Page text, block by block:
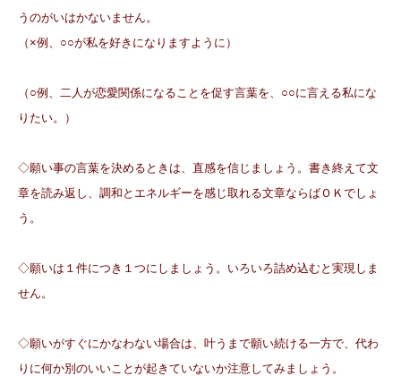
うのがいはかないません。
（×例、○○が私を好きになりますように）
（○例、二人が恋愛関係になることを促す言葉を、○○に言える私にな
りたい。）
◇願い事の言葉を決めるときは、直感を信じましょう。書き終えて文
章を読み返し、調和とエネルギーを感じ取れる文章ならばＯＫでしょ
う。
◇願いは１件につき１つにしましょう。いろいろ詰め込むと実現しま
せん。
◇願いがすぐにかなわない場合は、叶うまで願い続ける一方で、代わ
りに何か別のいいことが起きていないか注意してみましょう。